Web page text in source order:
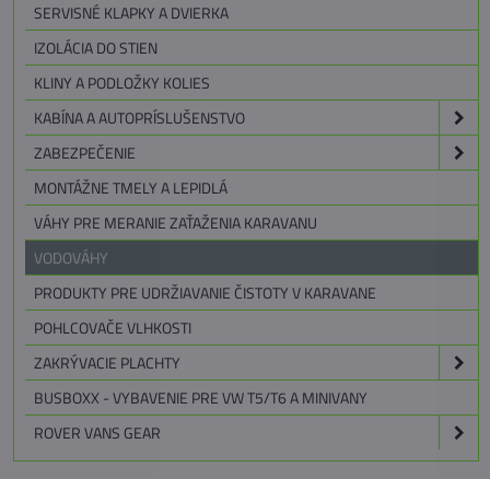
SERVISNÉ KLAPKY A DVIERKA
IZOLÁCIA DO STIEN
KLINY A PODLOŽKY KOLIES
KABÍNA A AUTOPRÍSLUŠENSTVO
ZABEZPEČENIE
MONTÁŽNE TMELY A LEPIDLÁ
VÁHY PRE MERANIE ZAŤAŽENIA KARAVANU
VODOVÁHY
PRODUKTY PRE UDRŽIAVANIE ČISTOTY V KARAVANE
POHLCOVAČE VLHKOSTI
ZAKRÝVACIE PLACHTY
BUSBOXX - VYBAVENIE PRE VW T5/T6 A MINIVANY
ROVER VANS GEAR